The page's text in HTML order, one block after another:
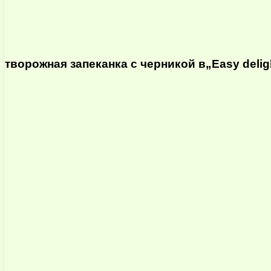
творожная запеканка с черникой в„Easy